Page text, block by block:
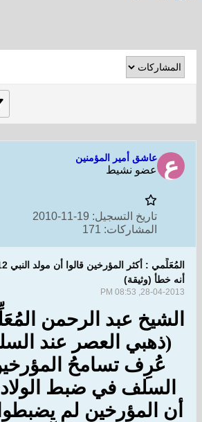
عاشق أمير المؤمنين
عضو نشيط
تاريخ التسجيل: 19-11-2010
المشاركات: 171
أنه خطأ (وثيقة)
28-04-2013, 08:53 PM
الشيخ عبد الرحمن
(ذهبي العصر عند
عُرِف تسامحُ
السلف في ضبط
أن المؤرخين لم يضبطوا